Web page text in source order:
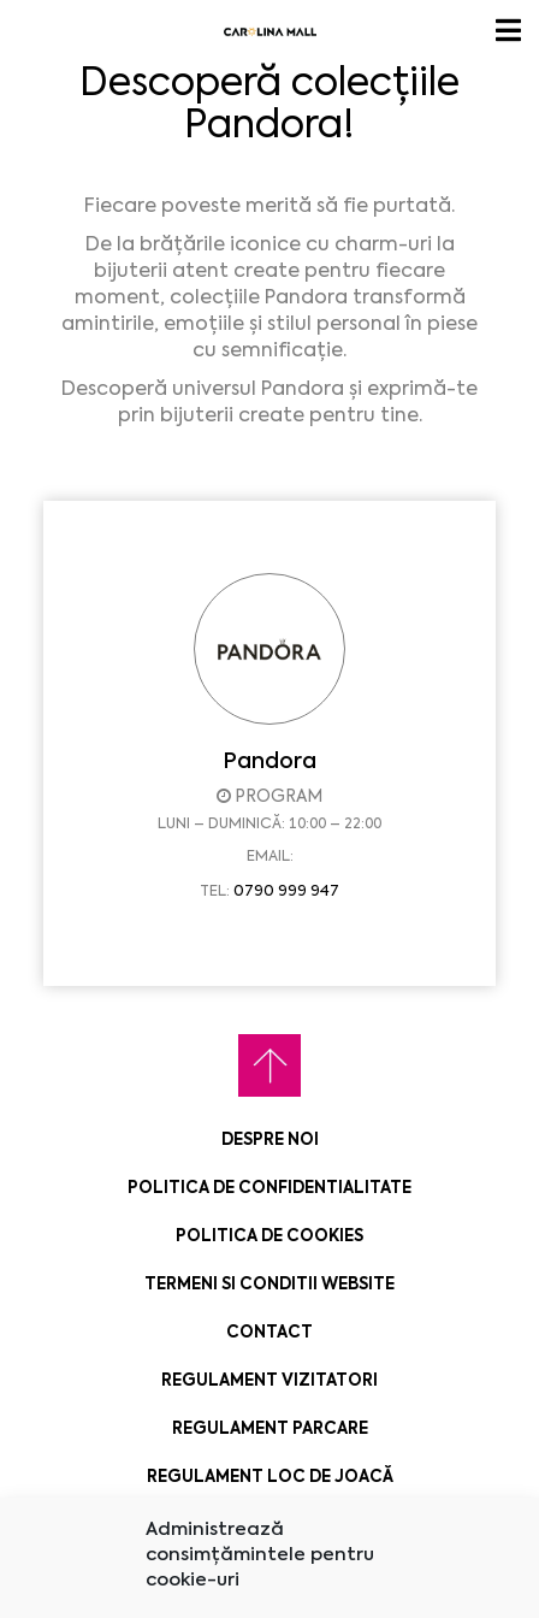
Administrează
consimțămintele pentru
cookie-uri
Descoperă colecțiile
Pandora!
Fiecare poveste merită să fie purtată.
De la brățările iconice cu charm-uri la
bijuterii atent create pentru fiecare
moment, colecțiile Pandora transformă
amintirile, emoțiile și stilul personal în piese
cu semnificație.
Descoperă universul Pandora și exprimă-te
prin bijuterii create pentru tine.
Pandora
PROGRAM
LUNI – DUMINICĂ: 10:00 – 22:00
EMAIL:
TEL: 0790 999 947
DESPRE NOI
POLITICA DE CONFIDENTIALITATE
POLITICA DE COOKIES
TERMENI SI CONDITII WEBSITE
CONTACT
REGULAMENT VIZITATORI
REGULAMENT PARCARE
REGULAMENT LOC DE JOACĂ